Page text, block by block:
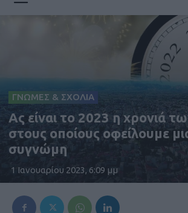
ΑΓΩΝ
ΓΝΩΜΕΣ & ΣΧΟΛΙΑ
Ας είναι το 2023 η χρονιά
στους οποίους οφείλουμε
συγνώμη
1 Ιανουαρίου 2023, 6:09 μμ